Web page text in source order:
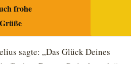
frohe
sagte: „Das Glück Deines